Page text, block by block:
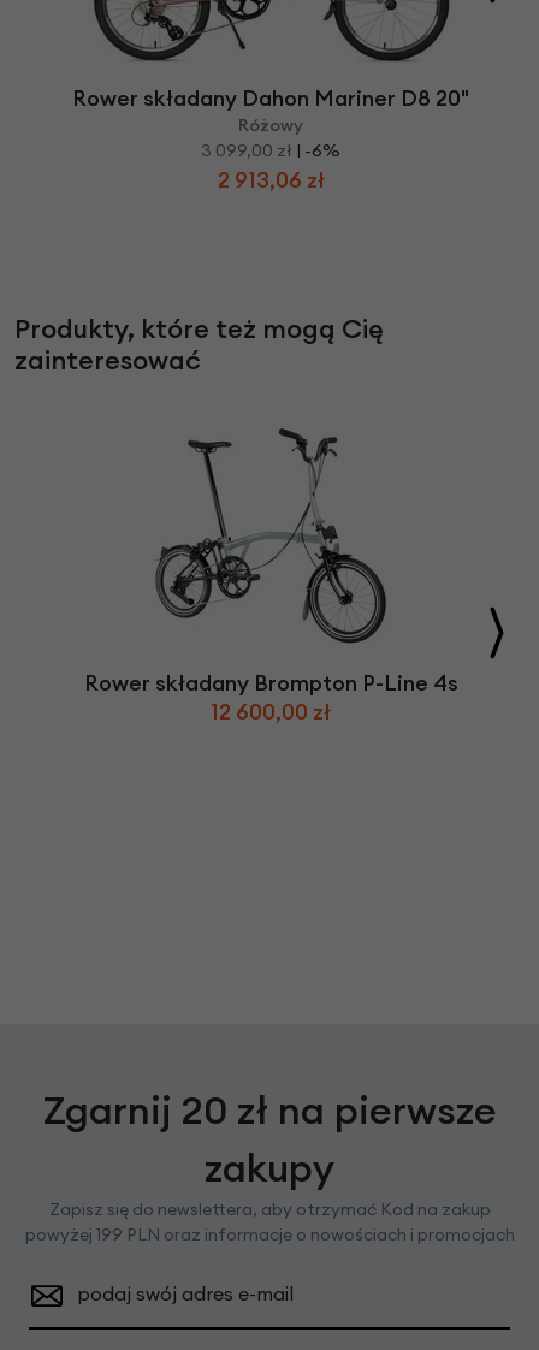
Rower składany Dahon Mariner D8 20"
Różowy
3 099,00 zł | -6%
2 913,06 zł
Produkty, które też mogą Cię
zainteresować
Rower składany Brompton P-Line 4s
12 600,00 zł
Zgarnij 20 zł na pierwsze
zakupy
Zapisz się do newslettera, aby otrzymać Kod na zakup
powyżej 199 PLN oraz informacje o nowościach i promocjach
podaj swój adres e-mail